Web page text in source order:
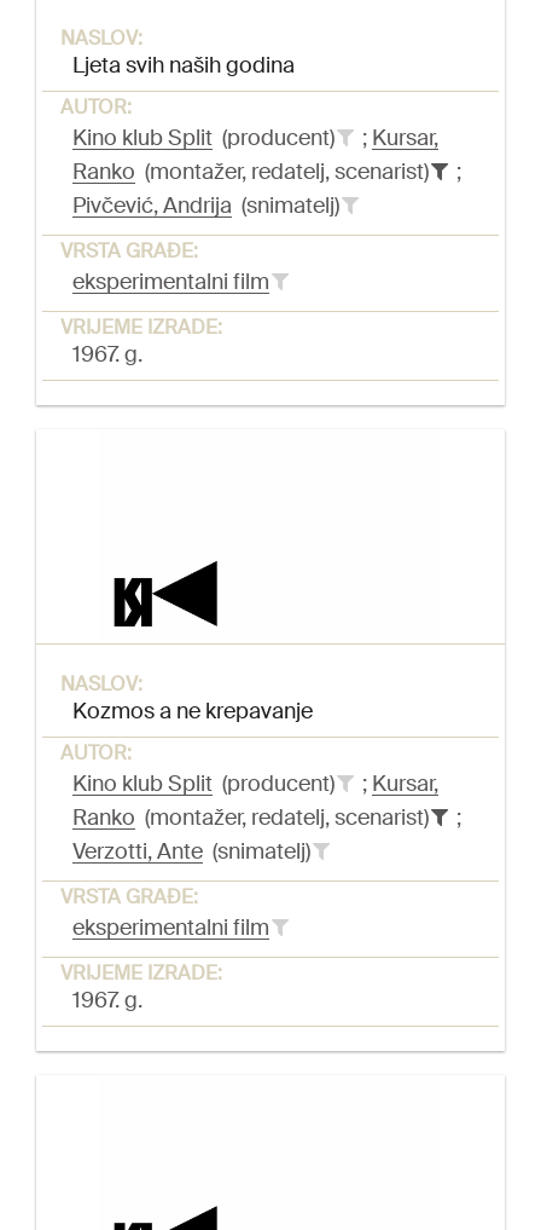
NASLOV:
Ljeta svih naših godina
AUTOR:
Kino klub Split (producent) ; Kursar,
Ranko (montažer, redatelj, scenarist)
;
Pivčević, Andrija (snimatelj)
VRSTA GRAĐE:
eksperimentalni film
VRIJEME IZRADE:
1967. g.
NASLOV:
Kozmos a ne krepavanje
AUTOR:
Kino klub Split (producent) ; Kursar,
Ranko (montažer, redatelj, scenarist)
;
Verzotti, Ante (snimatelj)
VRSTA GRAĐE:
eksperimentalni film
VRIJEME IZRADE:
1967. g.